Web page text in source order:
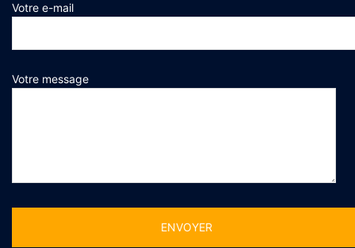
Votre e-mail
Votre message